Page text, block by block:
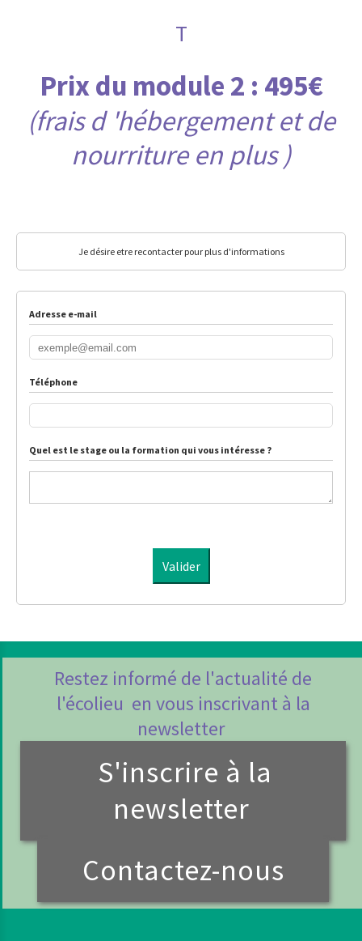
T
Prix du module 2 : 495€
(frais d 'hébergement et de
nourriture en plus )
Je désire etre recontacter pour plus d'informations
Adresse e-mail
Téléphone
Quel est le stage ou la formation qui vous intéresse ?
Valider
Restez informé de l'actualité de
l'écolieu en vous inscrivant à la
newsletter
S'inscrire à la
newsletter
Contactez-nous